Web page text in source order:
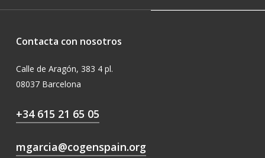
Contacta con nosotros
Calle de Aragón, 383 4 pl.
08037 Barcelona
+34 615 21 65 05
mgarcia@cogenspain.org